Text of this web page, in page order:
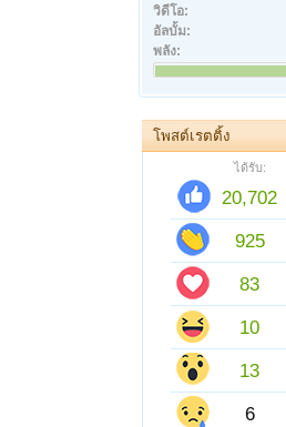
วิดีโอ:
อัลบั้ม:
พลัง:
โพสต์เรตติ้ง
ได้รับ:
20,702
925
83
10
13
6